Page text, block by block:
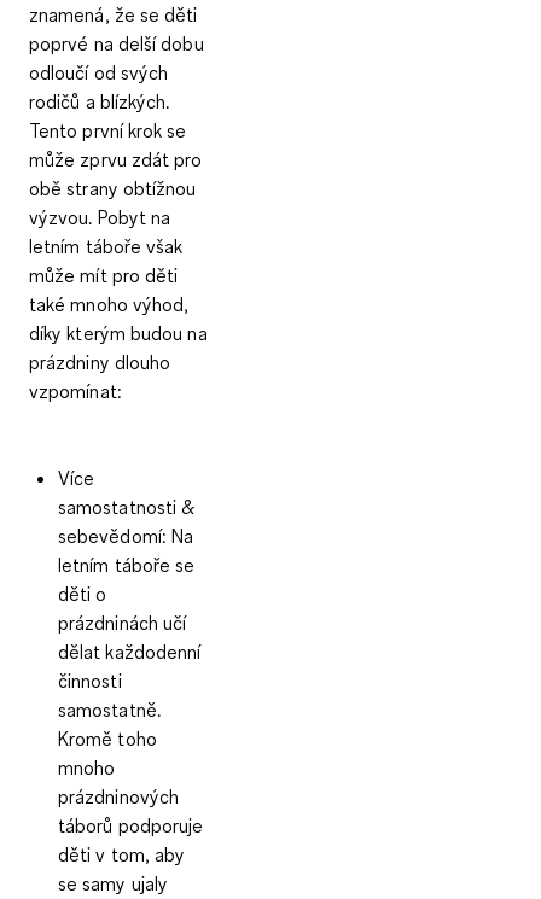
znamená, že se děti
poprvé na delší dobu
odloučí od svých
rodičů a blízkých.
Tento první krok se
může zprvu zdát pro
obě strany obtížnou
výzvou. Pobyt na
letním táboře však
může mít pro děti
také mnoho výhod,
díky kterým budou na
prázdniny dlouho
vzpomínat:
Více
samostatnosti &
sebevědomí: Na
letním táboře se
děti o
prázdninách učí
dělat každodenní
činnosti
samostatně.
Kromě toho
mnoho
prázdninových
táborů podporuje
děti v tom, aby
se samy ujaly